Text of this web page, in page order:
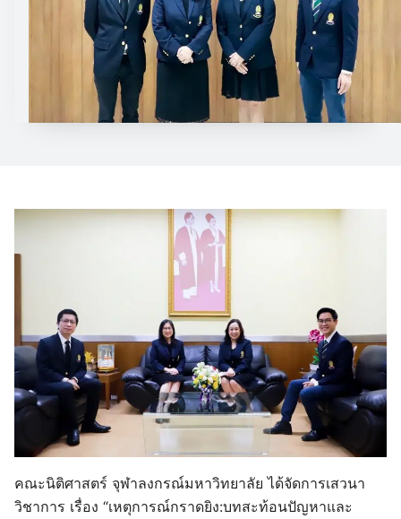
คณะนิติศาสตร์ จุฬาลงกรณ์มหาวิทยาลัย ได้จัดการเสวนา
วิชาการ เรื่อง “เหตุการณ์กราดยิง:บทสะท้อนปัญหาและ